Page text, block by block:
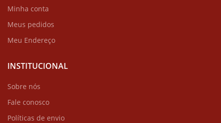
Minha conta
Meus pedidos
Meu Endereço
INSTITUCIONAL
Sobre nós
Fale conosco
Políticas de envio